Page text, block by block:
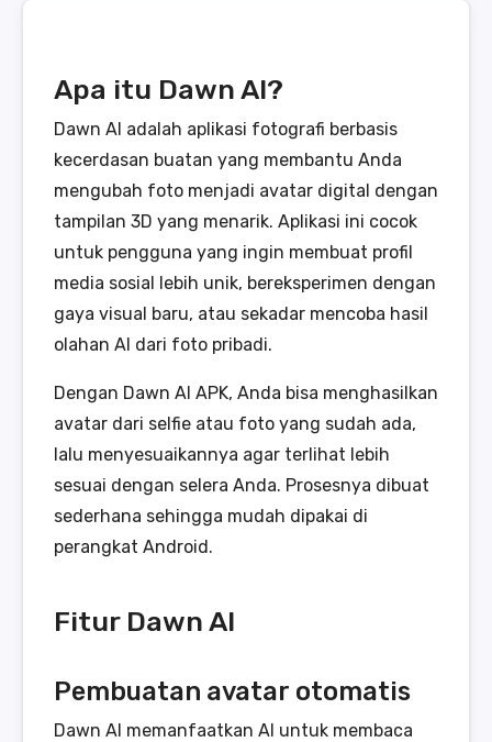
Apa itu Dawn AI?
Dawn AI adalah aplikasi fotografi berbasis
kecerdasan buatan yang membantu Anda
mengubah foto menjadi avatar digital dengan
tampilan 3D yang menarik. Aplikasi ini cocok
untuk pengguna yang ingin membuat profil
media sosial lebih unik, bereksperimen dengan
gaya visual baru, atau sekadar mencoba hasil
olahan AI dari foto pribadi.
Dengan Dawn AI APK, Anda bisa menghasilkan
avatar dari selfie atau foto yang sudah ada,
lalu menyesuaikannya agar terlihat lebih
sesuai dengan selera Anda. Prosesnya dibuat
sederhana sehingga mudah dipakai di
perangkat Android.
Fitur Dawn AI
Pembuatan avatar otomatis
Dawn AI memanfaatkan AI untuk membaca